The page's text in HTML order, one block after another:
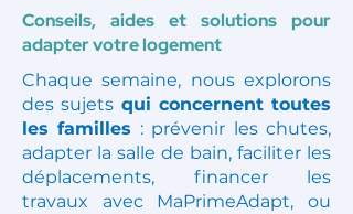
Conseils, aides et solutions pour
adapter votre logement
Chaque semaine, nous explorons
des sujets qui concernent toutes
les familles : prévenir les chutes,
adapter la salle de bain, faciliter les
déplacements, financer les
travaux avec MaPrimeAdapt, ou